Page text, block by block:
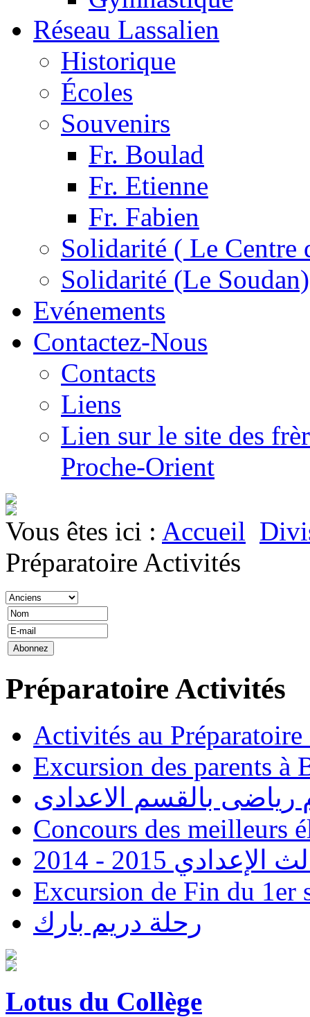
Réseau Lassalien
Historique
Écoles
Souvenirs
Fr. Boulad
Fr. Etienne
Fr. Fabien
Solidarité ( Le Centre
Solidarité (Le Soudan)
Evénements
Contactez-Nous
Contacts
Liens
Lien sur le site des
Proche-Orient
Vous êtes ici : Accueil
Préparatoire Activités
Préparatoire Activités
Activités au
Excursion des parents à
رياضى بالقسم الاعدادى
Concours des meilleurs
الإعدادي
Excursion de Fin du 1er
رحلة دريم بارك
Lotus du Collège